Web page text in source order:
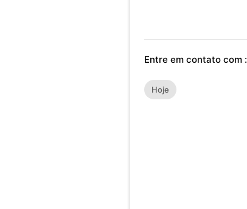
Entre em contato com :
Hoje